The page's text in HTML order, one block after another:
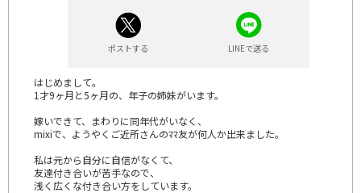
ポストする LINEで送る
はじめまして。
1才9ヶ月と5ヶ月の、年子の姉妹がいます。
嫁いできて、まわりに同年代がいなく、
mixiで、ようやくご近所さんのﾏﾏ友が何人か出来ました。
私は元から自分に自信がなくて、
友達付き合いが苦手なので、
浅く広くな付き合い方をしています。